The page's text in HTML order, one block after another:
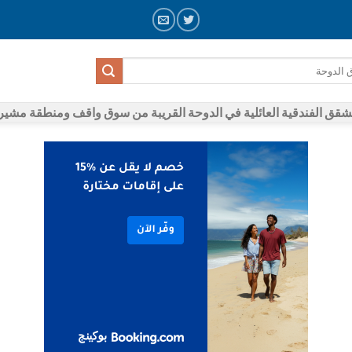
الفندقية العائلية في الدوحة القريبة من سوق واقف ومنطقة